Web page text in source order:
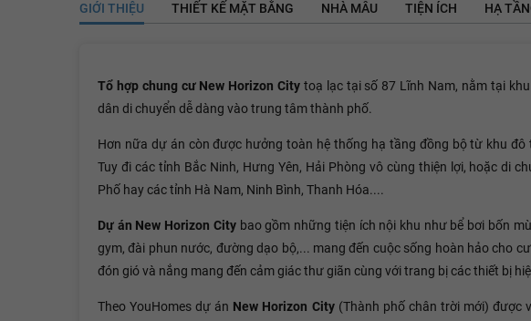
GIỚI THIỆU THIẾT KẾ MẶT BẰNG NHÀ MẪU TIỆN ÍCH HẠ
Tổ hợp chung cư New Horizon City toạ lạc tại số 87 Lĩnh Nam, nằm tại
dân di chuyển dễ dàng vào trung tâm thành phố.
Hơn nữa dự án còn được hưởng toàn hệ thống hạ tầng đồng bộ từ khu đô
Tuy đi các tỉnh Bắc Ninh, Hưng Yên, Hải Phòng vô cùng thiện lợi, hoặc di
Phố hay các tỉnh Hà Nam, Ninh Bình, Thanh Hóa....
Dự án New Horizon Citybao gồm những tiện ích nội khu như bể bơi bốn
gym, đài phun nước, đường dạo bộ,... mang đến cuộc sống hoàn hảo cho
đón gió và nắng mang đến cảm giác thư giãn cùng với trang bị các thiết bị
Theo YouHomes dự án New Horizon City(Thành phố chân trời mới) được